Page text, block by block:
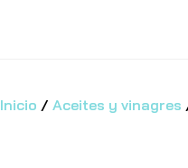
Inicio / Aceites y vinagres